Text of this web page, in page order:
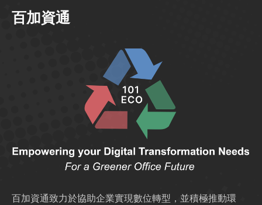
百加資通
百加資通致力於協助企業實現數位轉型，並積極推動環